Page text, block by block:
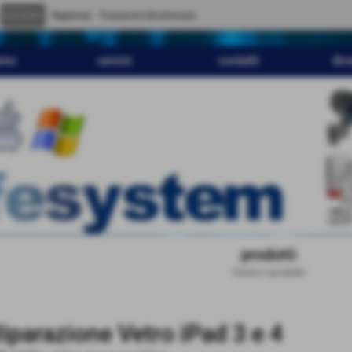
servizi contatti
prodotti
Vetro iPad 3 e 4